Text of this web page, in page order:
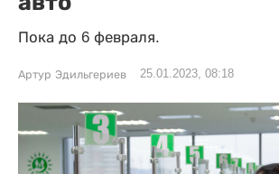
Пока до 6 февраля.
Артур Эдильгериев 25.01.2023, 08:18